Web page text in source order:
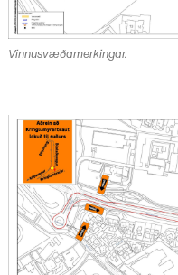
Vinnusvæðamerkingar.